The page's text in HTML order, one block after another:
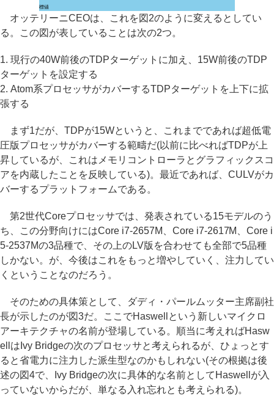
標値
オッテリーニCEOは、これを図2のように変えるとしてい
る。この図が表していることは次の2つ。
1. 現行の40W前後のTDPターゲットに加え、15W前後のTDP
ターゲットを設定する
2. Atom系プロセッサがカバーするTDPターゲットを上下に拡
張する
まず1だが、TDPが15Wというと、これまでであれば超低電
圧版プロセッサがカバーする範疇だ(以前に比べればTDPが上
昇しているが、これはメモリコントローラとグラフィックスコ
アを内蔵したことを反映している)。最近であれば、CULVがカ
バーするプラットフォームである。
第2世代Coreプロセッサでは、発表されている15モデルのう
ち、この分野向けにはCore i7-2657M、Core i7-2617M、Core i
5-2537Mの3品種で、その上のLV版を合わせても全部で5品種
しかない。が、今後はこれをもっと増やしていく、注力してい
くということなのだろう。
そのための具体策として、ダディ・パールムッター主席副社
長が示したのが図3だ。ここでHaswellという新しいマイクロ
アーキテクチャの名前が登場している。順当に考えればHasw
ellはIvy Bridgeの次のプロセッサと考えられるが、ひょっとす
ると省電力に注力した派生型なのかもしれない(その根拠は後
述の図4で、Ivy Bridgeの次に具体的な名前としてHaswellが入
っていないからだが、単なる入れ忘れとも考えられる)。